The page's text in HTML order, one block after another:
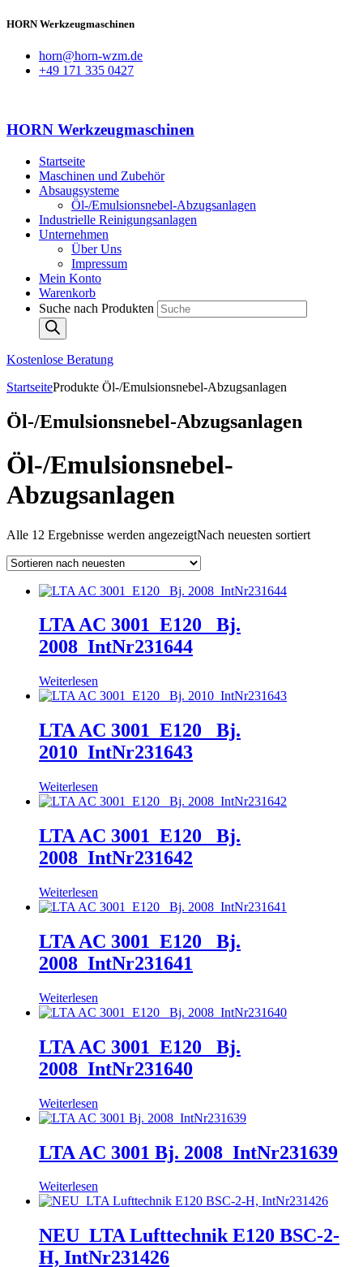
HORN Werkzeugmaschinen
horn@horn-wzm.de
+49 171 335 0427
HORN Werkzeugmaschinen
Startseite
Maschinen und Zubehör
Absaugsysteme
Öl-/Emulsionsnebel-Abzugsanlagen
Industrielle Reinigungsanlagen
Unternehmen
Über Uns
Impressum
Mein Konto
Warenkorb
Suche nach Produkten
Kostenlose Beratung
StartseiteProdukte Öl-/Emulsionsnebel-Abzugsanlagen
Öl-/Emulsionsnebel-Abzugsanlagen
Öl-/Emulsionsnebel-
Abzugsanlagen
Alle 12 Ergebnisse werden angezeigtNach neuesten sortiert
LTA AC 3001_E120_ Bj.
2008_IntNr231644
Weiterlesen
LTA AC 3001_E120_ Bj.
2010_IntNr231643
Weiterlesen
LTA AC 3001_E120_ Bj.
2008_IntNr231642
Weiterlesen
LTA AC 3001_E120_ Bj.
2008_IntNr231641
Weiterlesen
LTA AC 3001_E120_ Bj.
2008_IntNr231640
Weiterlesen
LTA AC 3001 Bj. 2008_IntNr231639
Weiterlesen
NEU_LTA Lufttechnik E120 BSC-2-
H, IntNr231426